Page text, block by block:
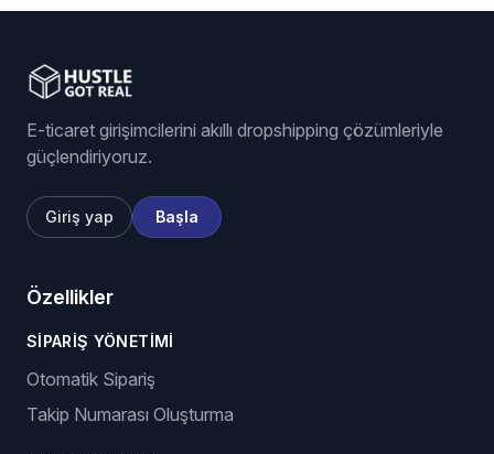
E-ticaret girişimcilerini akıllı dropshipping çözümleriyle
güçlendiriyoruz.
Giriş yap Başla
Özellikler
SIPARIŞ YÖNETIMI
Otomatik Sipariş
Takip Numarası Oluşturma